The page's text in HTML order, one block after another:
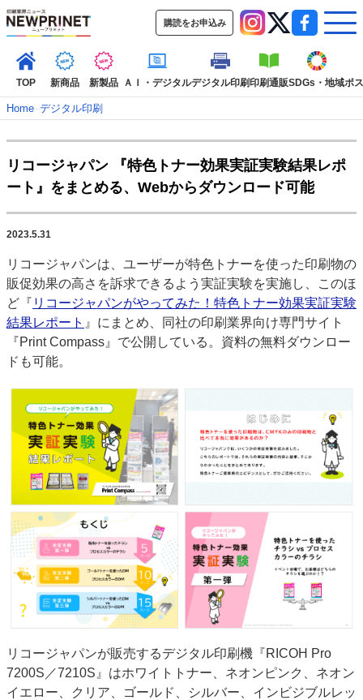
購読をお申込み
TOP 新商品 新製品 ＡＩ・デジタルデジタル印刷印刷通販SDGs・地域ポ
TOP
新着記事 特集記事
動画コンテンツ
インタビュー
コレクション
SDGs・地域
ポストプレス ビジネス イベント 信用情報
業界
市場・統計
人事・移転・異動・訃報
特集記事カテゴリー一覧
2022 見える化・MIS特集
JAPAN PACK 2023 特集
中古印刷機・製本機特集
2022 検査・校正特集
特集・デジタル印刷 ～ 新成長軌道を描く
案内
発刊案内
JFPI印刷用語集 印刷機材年鑑
運営
会社案内
購読・購入申し込み
サイトポリシー
お問い合わせ
Home–デジタル印刷
リコージャパン 『特色トナー効果実証実験結果レポ
ート』をまとめる、Webからダウンロード可能
2023.5.31
リコージャパンは、ユーザーが特色トナーを使った印刷物の
販促効果の高さを訴求できるよう実証実験を実施し、このほ
ど『 リコージャパンがやってみた！特色トナー効果実証実験
結果レポート 』にまとめ、同社の印刷業界向け専門サイト
『Print Compass』で公開している。資料の無料ダウンロー
ドも可能。
リコージャパンが販売するデジタル印刷機『RICOH Pro
7200S／7210S』はホワイトトナー、ネオンピンク、ネオン
イエロー、クリア、ゴールド、シルバー、インビジブルレッ